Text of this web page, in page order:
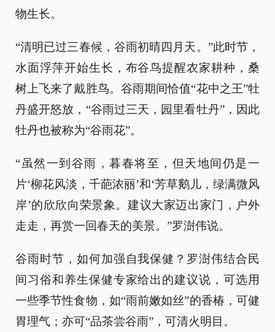
物生长。
“清明已过三春候，谷雨初晴四月天。”此时节，
水面浮萍开始生长，布谷鸟提醒农家耕种，桑
树上飞来了戴胜鸟。谷雨期间恰值“花中之王”牡
丹盛开怒放，“谷雨过三天，园里看牡丹”，因此
牡丹也被称为“谷雨花”。
“虽然一到谷雨，暮春将至，但天地间仍是一
片‘柳花风淡，千葩浓丽’和‘芳草鹅儿，绿满微风
岸’的欣欣向荣景象。建议大家迈出家门，户外
走走，再赏一回春天的美景。”罗澍伟说。
谷雨时节，如何加强自我保健？罗澍伟结合民
间习俗和养生保健专家给出的建议说，可选用
一些季节性食物，如“雨前嫩如丝”的香椿，可健
胃理气；亦可“品茶尝谷雨”，可清火明目。